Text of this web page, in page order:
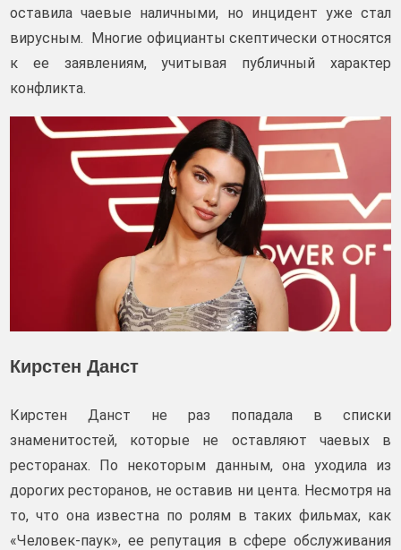
оставила чаевые наличными, но инцидент уже стал
вирусным. Многие официанты скептически относятся
к ее заявлениям, учитывая публичный характер
конфликта.
Кирстен Данст
Кирстен Данст не раз попадала в списки
знаменитостей, которые не оставляют чаевых в
ресторанах. По некоторым данным, она уходила из
дорогих ресторанов, не оставив ни цента. Несмотря на
то, что она известна по ролям в таких фильмах, как
«Человек-паук», ее репутация в сфере обслуживания